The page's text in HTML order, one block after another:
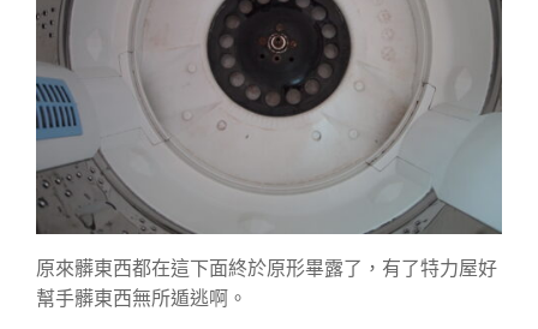
原來髒東西都在這下面終於原形畢露了，有了特力屋好
幫手髒東西無所遁逃啊。